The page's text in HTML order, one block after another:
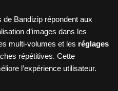
Bandizip répondent aux
d’images dans les
multi-volumes et les réglages
répétitives. Cette
l’expérience utilisateur.